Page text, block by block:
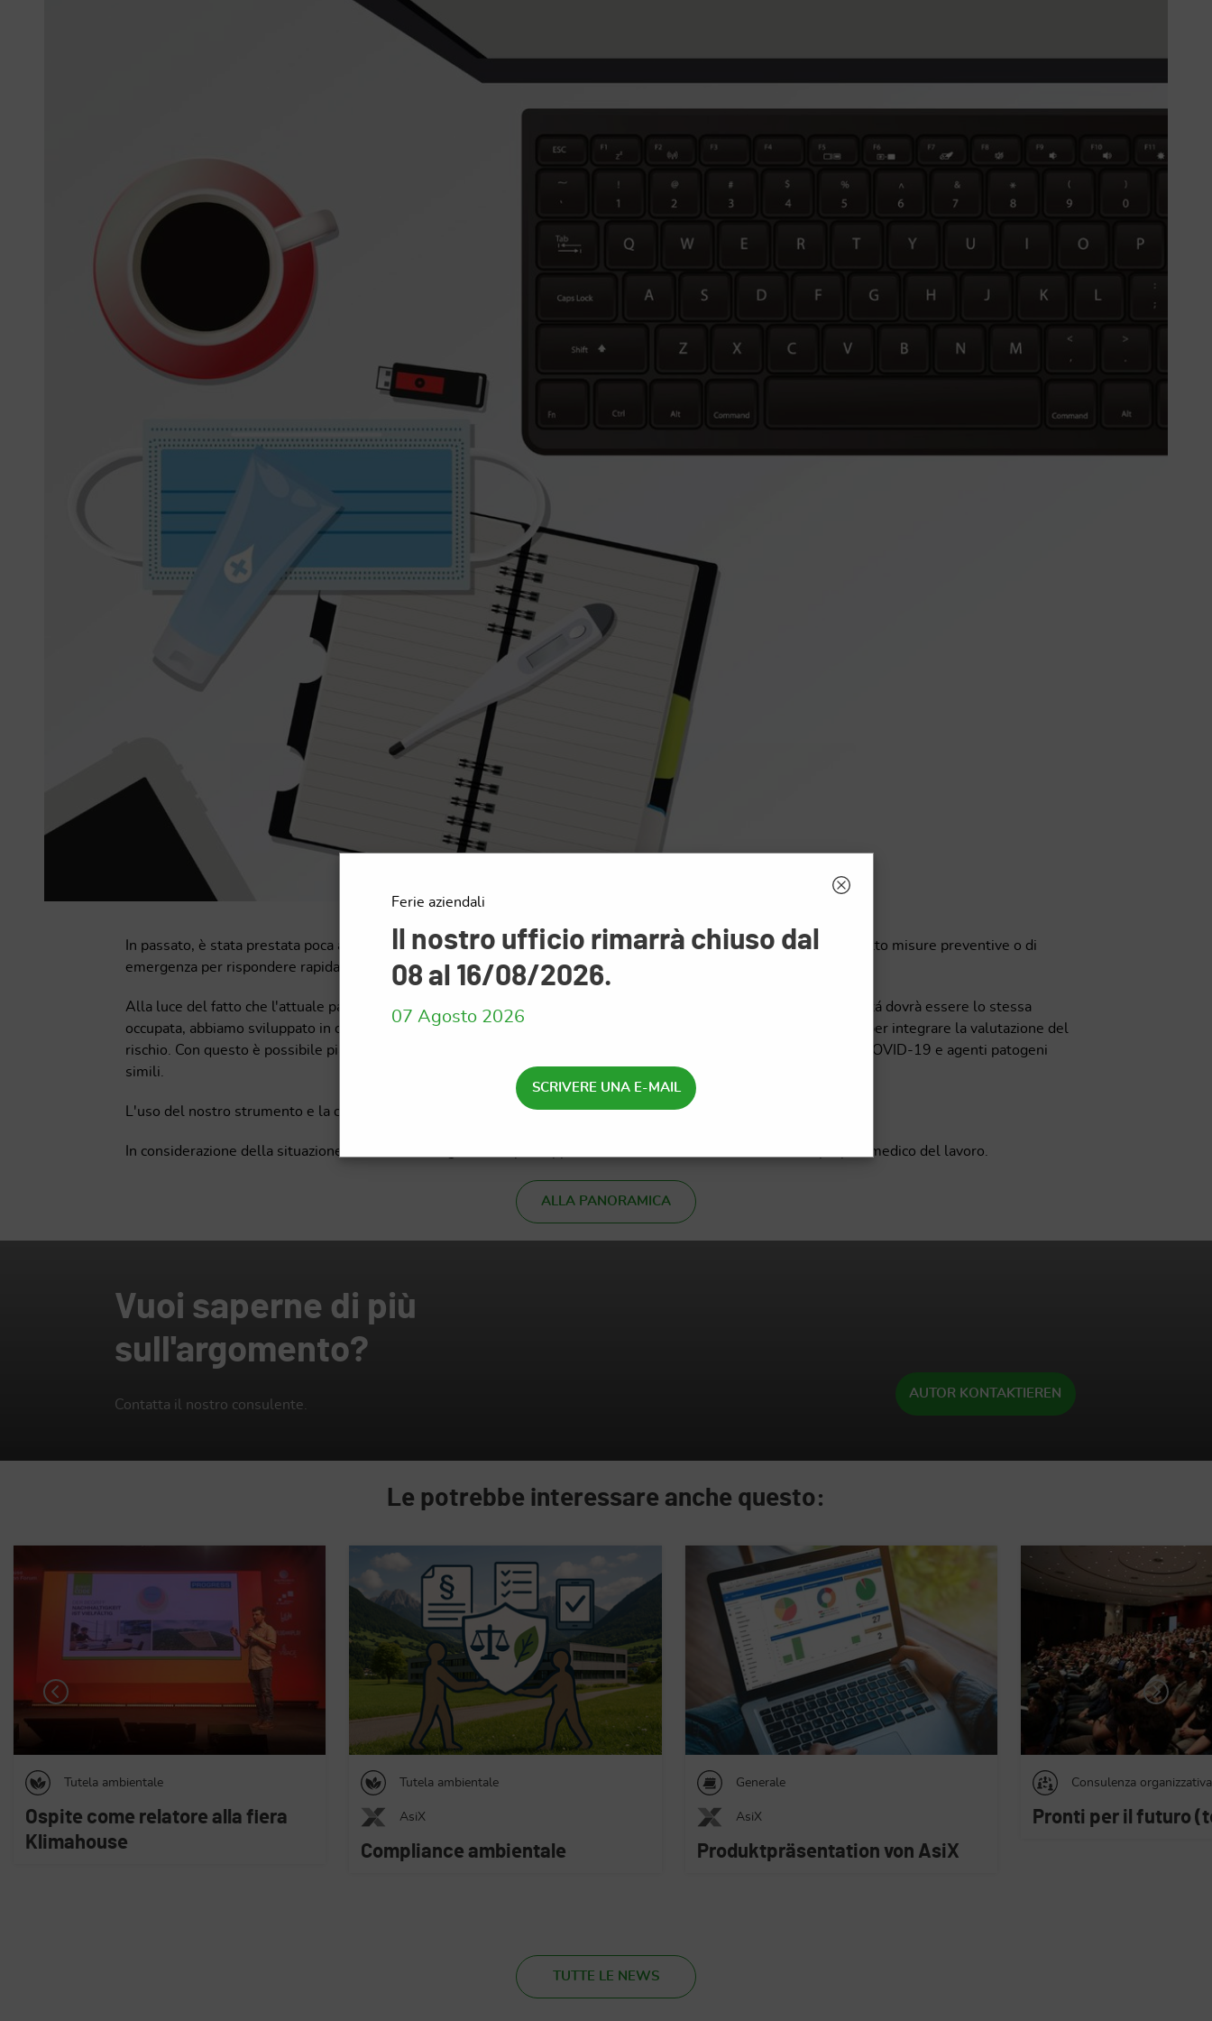
In passato, è stata prestata poca attenzione sulla possibilità di un'epidemia grave, quindi non sono state messe in atto misure preventive o di
emergenza per rispondere rapidamente e mantenere operativa l’azienda in modo sicuro.
Alla luce del fatto che l'attuale pandemia di COVID-19 perseguiterà ancora per qualche settimana e la nostra societá dovrà essere lo stessa
occupata, abbiamo sviluppato in collaborazione con i medici del lavoro dell’Ambulatorio ProSanitas uno strumento per integrare la valutazione del
rischio. Con questo è possibile pianificare in modo concreto misure di protezione specifiche per la Sua azienda per COVID-19 e agenti patogeni
simili.
L'uso del nostro strumento e la consulenza dei nostri esperti sono possibili tramite videoconferenza o simili.
In considerazione della situazione attuale, si consiglia una rapida applicazione, anche in consultazione con il proprio medico del lavoro.
ALLA PANORAMICA
Vuoi saperne di più
sull'argomento?
Contatta il nostro consulente.
AUTOR KONTAKTIEREN
Le potrebbe interessare anche questo:
Tutela ambientale
AsiX
Compliance ambientale
Generale
AsiX
Produktpräsentation von AsiX
Consulenza organizzativa
Pronti per il futuro (testo in DE)
Formazione
Managementtag
TUTTE LE NEWS
Ferie aziendali
Il nostro ufficio rimarrà chiuso dal
08 al 16/08/2026.
07 Agosto 2026
SCRIVERE UNA E-MAIL